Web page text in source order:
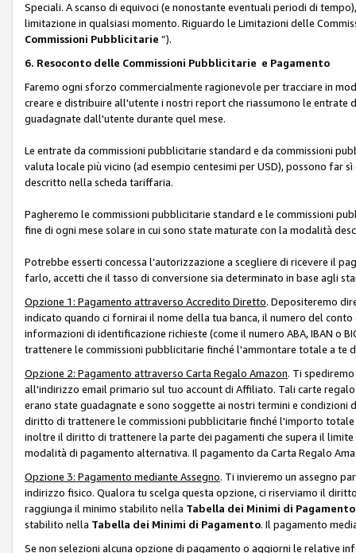
Speciali. A scanso di equivoci (e nonostante eventuali periodi di
limitazione in qualsiasi momento. Riguardo le Limitazioni delle
Commissioni Pubblicitarie ”).
6. Resoconto delle Commissioni Pubblicitarie e Pagamento
Faremo ogni sforzo commercialmente ragionevole per tracciare in
creare e distribuire all'utente i nostri report che riassumono le
guadagnate dall'utente durante quel mese.
Le entrate da commissioni pubblicitarie standard e da commissioni
valuta locale più vicino (ad esempio centesimi per USD), possono far
descritto nella scheda tariffaria.
Pagheremo le commissioni pubblicitarie standard e le commissioni
fine di ogni mese solare in cui sono state maturate con la modalità
Potrebbe esserti concessa l’autorizzazione a scegliere di ricevere il
farlo, accetti che il tasso di conversione sia determinato in base agli
Opzione 1: Pagamento attraverso Accredito Diretto. Depositeremo
indicato quando ci fornirai il nome della tua banca, il numero del
informazioni di identificazione richieste (come il numero ABA, IBAN o
trattenere le commissioni pubblicitarie finché l'ammontare totale a
Opzione 2: Pagamento attraverso Carta Regalo Amazon. Ti
all'indirizzo email primario sul tuo account di Affiliato. Tali carte
erano state guadagnate e sono soggette ai nostri termini e
diritto di trattenere le commissioni pubblicitarie finché l'importo
inoltre il diritto di trattenere la parte dei pagamenti che supera il
modalità di pagamento alternativa. Il pagamento da Carta Regalo
Opzione 3: Pagamento mediante Assegno. Ti invieremo un assegno
indirizzo fisico. Qualora tu scelga questa opzione, ci riserviamo il
raggiunga il minimo stabilito nella Tabella dei Minimi di Pagamento
stabilito nella Tabella dei Minimi di Pagamento. Il pagamento
Se non selezioni alcuna opzione di pagamento o aggiorni le relative